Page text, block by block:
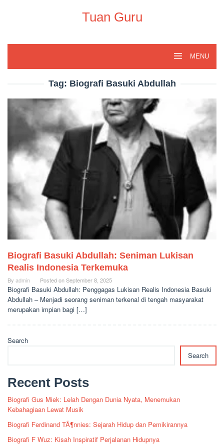
Tuan Guru
MENU
Tag: Biografi Basuki Abdullah
Biografi Basuki Abdullah: Seniman Lukisan
Realis Indonesia Terkemuka
By admin Posted onSeptember 8, 2025
Biografi Basuki Abdullah: Penggagas Lukisan Realis Indonesia Basuki
Abdullah – Menjadi seorang seniman terkenal di tengah masyarakat
merupakan impian bagi […]
Search
Search
Recent Posts
Biografi Gus Miek: Lelah Dengan Dunia Nyata, Menemukan
Kebahagiaan Lewat Musik
Biografi Ferdinand TÃ¶nnies: Sejarah Hidup dan Pemikirannya
Biografi F Wuz: Kisah Inspiratif Perjalanan Hidupnya